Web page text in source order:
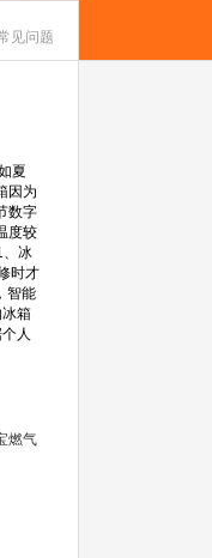
见问题
夏
因为
数字
度较
、冰
时才
智能
箱
人
燃气